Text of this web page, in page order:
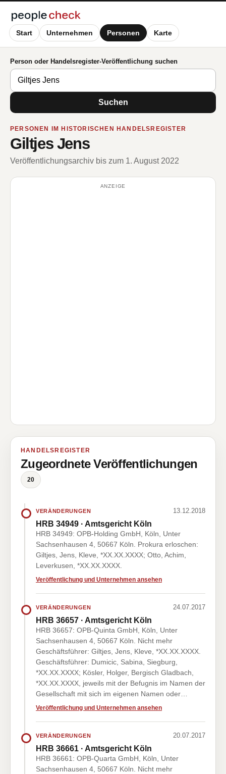
Start Unternehmen Personen Karte
Person oder Handelsregister-Veröffentlichung suchen
Suchen
PERSONEN IM HISTORISCHEN HANDELSREGISTER
Giltjes Jens
Veröffentlichungsarchiv bis zum 1. August 2022
ANZEIGE
HANDELSREGISTER
Zugeordnete Veröffentlichungen
20
VERÄNDERUNGEN 13.12.2018
HRB 34949 · Amtsgericht Köln
HRB 34949: OPB-Holding GmbH, Köln, Unter
Sachsenhausen 4, 50667 Köln. Prokura erloschen:
Giltjes, Jens, Kleve, *XX.XX.XXXX; Otto, Achim,
Leverkusen, *XX.XX.XXXX.
Veröffentlichung und Unternehmen ansehen
VERÄNDERUNGEN 24.07.2017
HRB 36657 · Amtsgericht Köln
HRB 36657: OPB-Quinta GmbH, Köln, Unter
Sachsenhausen 4, 50667 Köln. Nicht mehr
Geschäftsführer: Giltjes, Jens, Kleve, *XX.XX.XXXX.
Geschäftsführer: Dumicic, Sabina, Siegburg,
*XX.XX.XXXX; Kösler, Holger, Bergisch Gladbach,
*XX.XX.XXXX, jeweils mit der Befugnis im Namen der
Gesellschaft mit sich im eigenen Namen oder…
Veröffentlichung und Unternehmen ansehen
VERÄNDERUNGEN 20.07.2017
HRB 36661 · Amtsgericht Köln
HRB 36661: OPB-Quarta GmbH, Köln, Unter
Sachsenhausen 4, 50667 Köln. Nicht mehr